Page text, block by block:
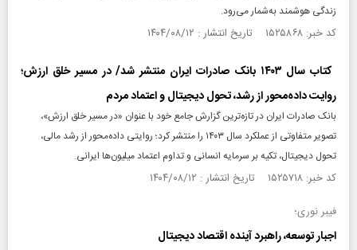
زندگی هوشمند به‌شمار می‌رود.
کد خبر: ۱۵۲۵۸۶۸ تاریخ انتشار : ۱۴۰۴/۰۸/۱۲
​ کتاب‌ سال ۱۴۰۳ بانک صادرات ایران منتشر شد/ در مسیر خلق ارزش؛
روایت داده‌محور از رشد، تحول دیجیتال و اعتماد مردم
بانک صادرات ایران در تازه‌ترین گزارش جامع خود با عنوان «در مسیر خلق ارزش»،
تصویر متفاوتی از عملکرد سال ۱۴۰۳ را منتشر کرد؛ روایتی داده‌محور از رشد مالی،
تحول دیجیتال، تکیه بر سرمایه انسانی و تداوم اعتماد میلیون‌ها ایرانی.
کد خبر: ۱۵۲۵۷۱۸ تاریخ انتشار : ۱۴۰۴/۰۸/۱۲
فیبر نوری؛
اجبار توسعه، راهبرد آینده اقتصاد دیجیتال